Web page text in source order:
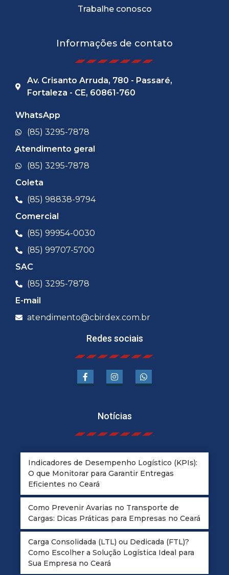
Trabalhe conosco
Informações de contato
Av. Crisanto Arruda, 780 - Passaré,
Fortaleza - CE, 60861-760
WhatsApp
(85) 3295-7878
Atendimento geral
(85) 3295-7878
Coleta
(85) 98838-9794
Comercial
(85) 99954-0030
(85) 99707-5700
SAC
(85) 3295-7878
E-mail
atendimento@cbirdex.com.br
Redes sociais
Notícias
Indicadores de Desempenho Logístico (KPIs):
O que Monitorar para Garantir Entregas
Eficientes no Ceará
Como Prevenir Avarias no Transporte de
Cargas: Dicas Práticas para Empresas no Ceará
Carga Consolidada (LTL) ou Dedicada (FTL)?
Como Escolher a Solução Logística Ideal para
Sua Empresa no Ceará